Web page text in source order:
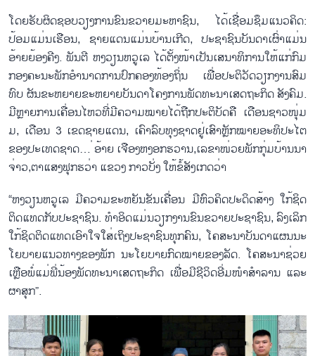
ໂດຍ​ຮັບ​ຜິດ​ຊອບ​ວຽງ​ການ​ຂົນ​ຂວາຍ​ມະ​ຫາ​ຊົນ, ໄດ້​ເຊື່ອມ​ຊຶມ​ແນວ​ຄິດ:
ປ້ອມ​ແມ່ນ​ເຮືອນ, ຊາຍ​ແດນ​ແມ່ນ​ບ້ານ​ເກີດ, ປະ​ຊາ​ຊົນ​ບັນ​ດາ​ເຜົ່າ​ແມ່ນ​
ອ້າຍ​ຍ້ອງ​ຄີງ. ພັນ​ຕີ ຫງວຽນ​ຫວູ​ເລ ໄດ້​ຕັ້ງ​ໜ້າ​ເປັນ​ເສ​ນາ​ທິ​ການ​ໃຫ້​ແກ່​ກົມ​
ກອງ​ຄະ​ນະ​ພັກອຳ​ນາດ​ການ​ປົກ​ຄອງ​ທ້ອງ​ຖິ່ນ ເພື່ອ​ປະ​ຕິ​ວັດ​ວຽກ​ງານ​ສ​ົມ​
ທົບ ຜັນ​ຂະ​ຫຍາຍ​ຂະ​ຫຍາຍ​ບັນ​ດາ​ໂຄງ​ການ​ພັດ​ທະ​ນາ​ເສດ​ຖະ​ກິດ ສັງ​ຄົມ.
ມີຫຼາຍ​ການ​ເຄື່ອນ​ໄຫວ​ທີ​່​ມີ​ຄວາມ​ໝາຍ​ໄດ້​ຖືກ​ປະ​ຕິ​ບັດ​ຄື ເດືອນຊາວ​ໜຸ່ມ
ມ, ເດືອນ 3 ເຂດ​ຊາຍ​ແດນ, ເຄົາ​ລົບ​ທຸງ​ຊາດ​ຢູ່​ເສົາຫຼັກ​ໝາຍ​ອະ​ທິ​ປະ​ໄຕ​
ຂອງ​ປະ​ເທດ​ຊາດ… ່ອ້າຍ ເຈືອງ​ຫງອກ​ຮ​ວານ,ເລ​ຂາ​ໜ່ວຍ​ພັກ​ກຸ່ມ​ບ້ານນາ​
ຈ່າວ,ຕາ​ແສງຟຸກ​ຮ​ວ່າ ແຂວງ ກາວ​ບັ່ງ ໃຫ້​ຂ້ໍ​ສັງເ​ກດ​ວ່າ
“ຫງວຽນ​ຫ​ວູ​ເລ ມີ​ຄວາມ​ຂະ​ຫຍັນ​ຂັນ​ເຄື່ອນ ມີ​ຫົວ​ຄິດ​ປະ​ດິດ​ສ້າງ ​ໃກ້​ຊິດ
ຕິດ​ແທດ​ກັບ​ປະ​ຊາ​ຊົນ. ທຳ​ອິດ​ແມ່ນ​ວຽກ​ງານ​ຂົນ​ຂວາຍ​ປະ​ຊາ​ຊົນ, ລົງ​ເລິກ​
ໃກ້​ຊິດ​ຕິດ​ແ​ທດ​ເອົາ​ໃຈ​ໃສ່​ເຖິງ​ປະ​ຊາ​ຊົນ​ທຸກ​ຄົນ, ໂຄ​ສະ​ນາ​ບັນ​ດາ​ແຜນ​ນະ​
ໂຍ​ບາຍ​ແນວ​ທາງ​ຂອງ​ພັກ ນະ​ໂຍ​ບາຍກົດໝາຍ​ຂອງ​ລັດ. ໂຄ​ສະ​ນາ​ຊ່ວຍ​
ເຫຼືອ​ພໍ່​ແມ່​ພີ່​ນ້ອງ​ພັດ​ທະ​ນາ​ເສດ​ຖະ​ກິດ ເພື່ອ​ມີ​ຊ​ີ​ວິດ​ອີ່ມ​ໜຳ​ສຳ​ລານ ແລະ
ຜາ​ສຸກ”.